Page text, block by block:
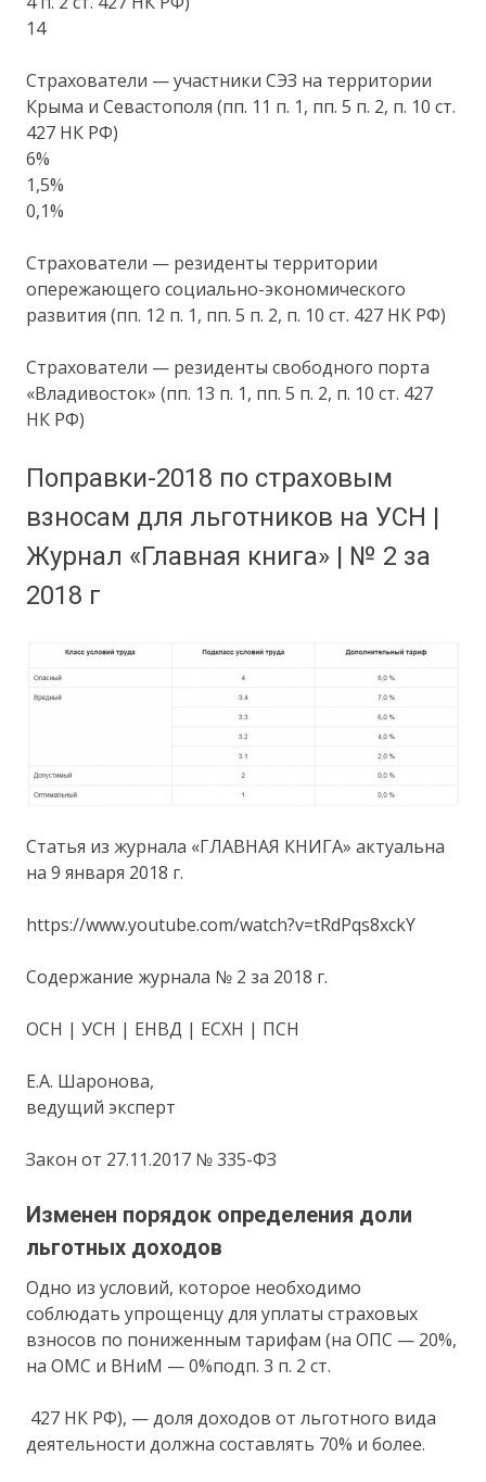
14
Страхователи — участники СЭЗ на территории
Крыма и Севастополя (пп. 11 п. 1, пп. 5 п. 2, п. 10 ст.
427 НК РФ)
6%
1,5%
0,1%
Страхователи — резиденты территории
опережающего социально-экономического
развития (пп. 12 п. 1, пп. 5 п. 2, п. 10 ст. 427 НК РФ)
Страхователи — резиденты свободного порта
«Владивосток» (пп. 13 п. 1, пп. 5 п. 2, п. 10 ст. 427
НК РФ)
Поправки-2018 по страховым
взносам для льготников на УСН |
Журнал «Главная книга» | № 2 за
2018 г
Статья из журнала «ГЛАВНАЯ КНИГА» актуальна
на 9 января 2018 г.
https://www.youtube.com/watch?v=tRdPqs8xckY
Содержание журнала № 2 за 2018 г.
ОСН | УСН | ЕНВД | ЕСХН | ПСН
Е.А. Шаронова,
ведущий эксперт
Закон от 27.11.2017 № 335-ФЗ
Изменен порядок определения доли
льготных доходов
Одно из условий, которое необходимо
соблюдать упрощенцу для уплаты страховых
взносов по пониженным тарифам (на ОПС — 20%,
на ОМС и ВНиМ — 0%подп. 3 п. 2 ст.
427 НК РФ), — доля доходов от льготного вида
деятельности должна составлять 70% и более.